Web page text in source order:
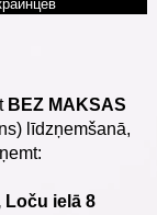
BEZ MAKSAS
līdzņemšanā,
Loču ielā 8